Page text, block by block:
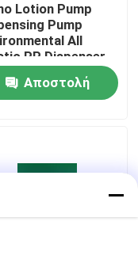
Lotion Pump
Pump
All
PP Dispenser
Bottle Pump
Αποστολή